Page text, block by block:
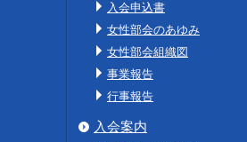
入会申込書
女性部会のあゆみ
女性部会組織図
事業報告
行事報告
入会案内